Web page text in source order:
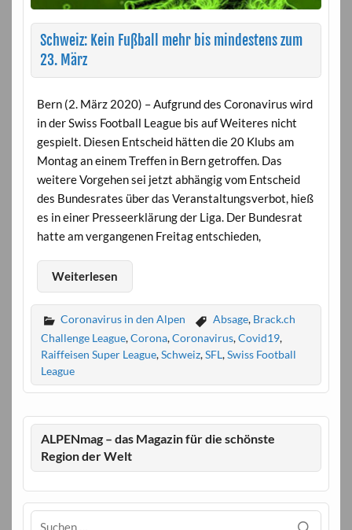
Schweiz: Kein Fußball mehr bis mindestens zum
23. März
Bern (2. März 2020) – Aufgrund des Coronavirus wird
in der Swiss Football League bis auf Weiteres nicht
gespielt. Diesen Entscheid hätten die 20 Klubs am
Montag an einem Treffen in Bern getroffen. Das
weitere Vorgehen sei jetzt abhängig vom Entscheid
des Bundesrates über das Veranstaltungsverbot, hieß
es in einer Presseerklärung der Liga. Der Bundesrat
hatte am vergangenen Freitag entschieden,
Weiterlesen
Coronavirus in den Alpen Absage, Brack.ch
Challenge League,Corona,Coronavirus,Covid19,
Raiffeisen Super League,Schweiz,SFL,Swiss Football
League
ALPENmag – das Magazin für die schönste
Region der Welt